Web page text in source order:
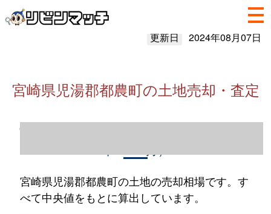
更新日 2024年08月07日
宮崎県児湯郡都農町の土地売却・査定
宮崎県児湯郡都農町の土地売却情報（2023
宮崎県児湯郡都農町の土地の売却相場です。す
べて中央値をもとに算出しています。